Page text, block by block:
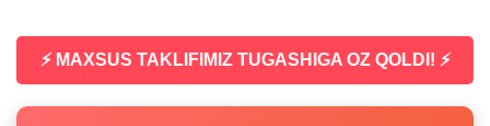
⚡ MAXSUS TAKLIFIMIZ TUGASHIGA OZ QOLDI! ⚡